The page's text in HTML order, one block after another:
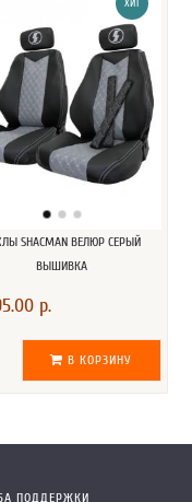
ХИТ
SHACMAN ВЕЛЮР СЕРЫЙ
ВЫШИВКА
р.
В КОРЗИНУ
ПОДДЕРЖКИ